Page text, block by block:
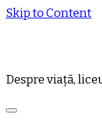
Skip to Content
Despre viață,